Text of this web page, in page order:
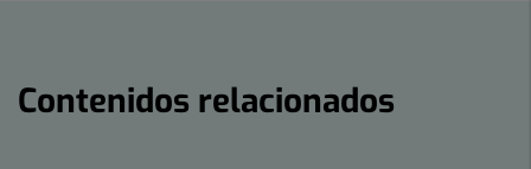
Contenidos relacionados